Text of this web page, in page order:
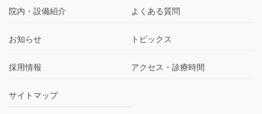
院内・設備紹介 よくある質問
お知らせ トピックス
採用情報 アクセス・診療時間
サイトマップ